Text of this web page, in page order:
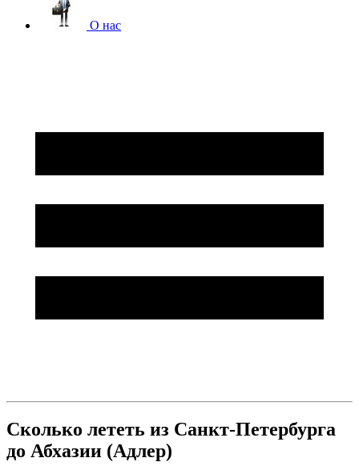
О нас
Сколько лететь из Санкт-Петербурга
до Абхазии (Адлер)